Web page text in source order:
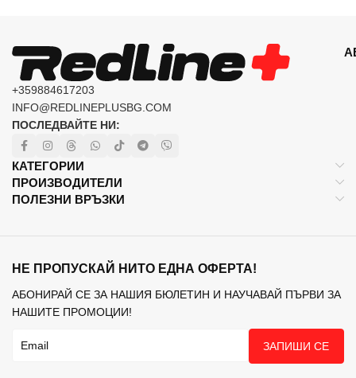
+359884617203
INFO@REDLINEPLUSBG.COM
ПОСЛЕДВАЙТЕ НИ:
КАТЕГОРИИ
ПРОИЗВОДИТЕЛИ
ПОЛЕЗНИ ВРЪЗКИ
НЕ ПРОПУСКАЙ НИТО ЕДНА ОФЕРТА!
АБОНИРАЙ СЕ ЗА НАШИЯ БЮЛЕТИН И НАУЧАВАЙ ПЪРВИ ЗА
НАШИТЕ ПРОМОЦИИ!
ЗАПИШИ СЕ